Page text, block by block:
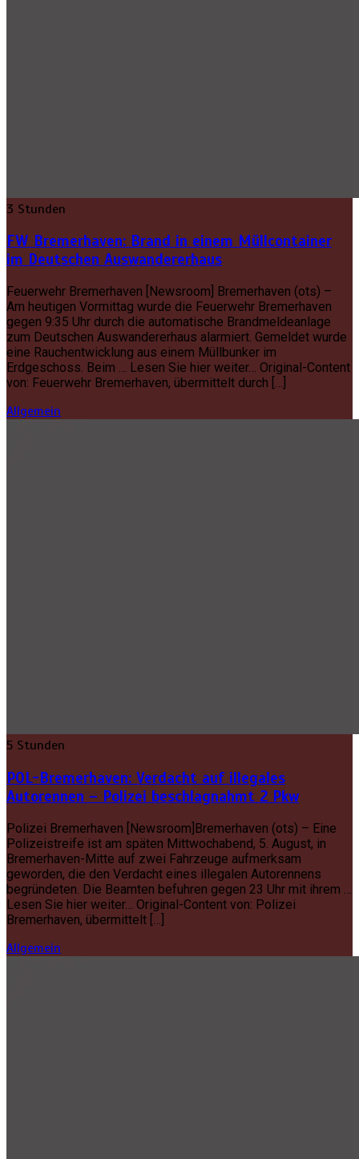
3 Stunden
FW Bremerhaven: Brand in einem Müllcontainer
im Deutschen Auswandererhaus
Feuerwehr Bremerhaven [Newsroom] Bremerhaven (ots) –
Am heutigen Vormittag wurde die Feuerwehr Bremerhaven
gegen 9:35 Uhr durch die automatische Brandmeldeanlage
zum Deutschen Auswandererhaus alarmiert. Gemeldet wurde
eine Rauchentwicklung aus einem Müllbunker im
Erdgeschoss. Beim … Lesen Sie hier weiter… Original-Content
von: Feuerwehr Bremerhaven, übermittelt durch […]
Allgemein
5 Stunden
POL-Bremerhaven: Verdacht auf illegales
Autorennen – Polizei beschlagnahmt 2 Pkw
Polizei Bremerhaven [Newsroom]Bremerhaven (ots) – Eine
Polizeistreife ist am späten Mittwochabend, 5. August, in
Bremerhaven-Mitte auf zwei Fahrzeuge aufmerksam
geworden, die den Verdacht eines illegalen Autorennens
begründeten. Die Beamten befuhren gegen 23 Uhr mit ihrem …
Lesen Sie hier weiter… Original-Content von: Polizei
Bremerhaven, übermittelt […]
Allgemein